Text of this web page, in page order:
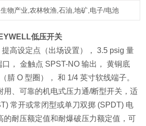
生物产业,农林牧渔,石油,地矿,电子/电池
低压开关
提高设定点（出场设置）， 3.5 psig 量
， 金触点 SPST-NO 输出， 黄铜底
腈 O 型圈）， 和 1/4 英寸软线端子。
用、可靠的机电式压力通/断型开关，适
常开或常闭型或单刀双掷 (SPDT) 电
的耐压额定值和耐爆破压力额定值，可